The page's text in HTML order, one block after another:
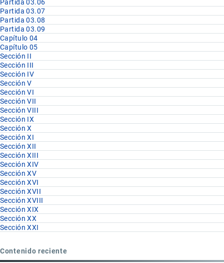
Partida 03.06
Partida 03.07
Partida 03.08
Partida 03.09
Capítulo 04
Capítulo 05
Sección II
Sección III
Sección IV
Sección V
Sección VI
Sección VII
Sección VIII
Sección IX
Sección X
Sección XI
Sección XII
Sección XIII
Sección XIV
Sección XV
Sección XVI
Sección XVII
Sección XVIII
Sección XIX
Sección XX
Sección XXI
Contenido reciente